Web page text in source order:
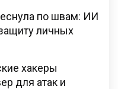
по швам: ИИ
личных
хакеры
для атак и